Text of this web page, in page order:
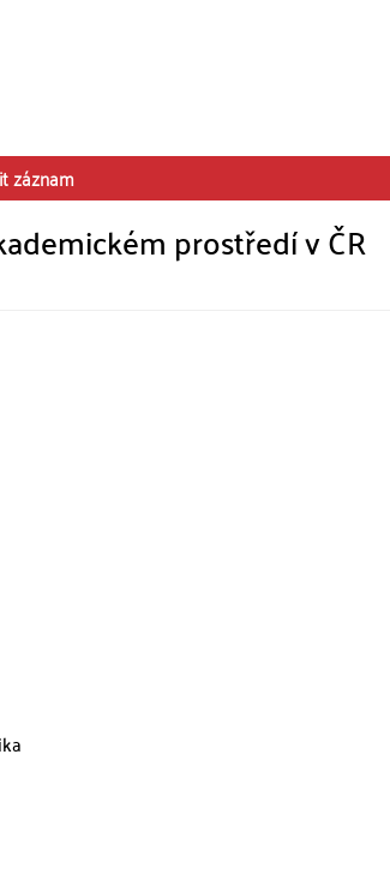
záznam
prostředí v ČR